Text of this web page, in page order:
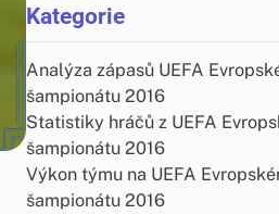
Kategorie
Analýza zápasů UEFA
šampionátu 2016
Statistiky hráčů z UEFA
šampionátu 2016
Výkon týmu na UEFA
šampionátu 2016